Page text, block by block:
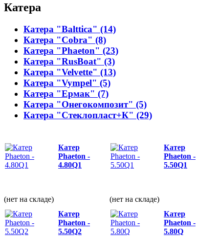
Катера
Катера "Balttica" (14)
Катера "Cobra" (8)
Катера "Phaeton" (23)
Катера "RusBoat" (3)
Катера "Velvette" (13)
Катера "Vympel" (5)
Катера "Ермак" (7)
Катера "Онегокомпозит" (5)
Катера "Стеклопласт+К" (29)
Катер
Phaeton -
4.80Q1
(нет на складе)
Катер
Phaeton -
5.50Q1
(нет на складе)
Катер
Phaeton -
5.50Q2
Катер
Phaeton -
5.80Q